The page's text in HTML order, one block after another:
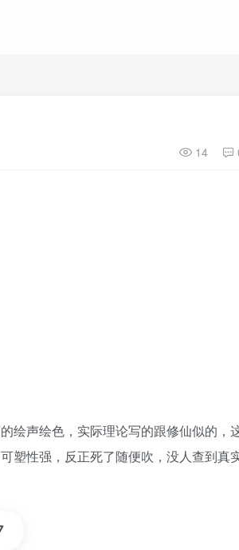
14
绘声绘色，实际理论写的跟修仙似的，
塑性强，反正死了随便吹，没人查到真